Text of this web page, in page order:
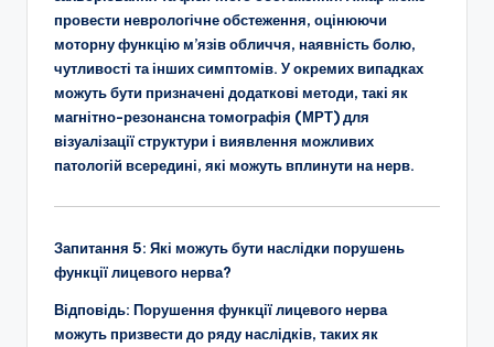
провести неврологічне обстеження, оцінюючи
моторну функцію м’язів обличчя, наявність болю,
чутливості та інших симптомів. У окремих випадках
можуть бути призначені додаткові методи, такі як
магнітно-резонансна томографія (МРТ) для
візуалізації структури і виявлення можливих
патологій всередині, які можуть вплинути на нерв.
Запитання 5: Які можуть бути наслідки порушень
функції лицевого нерва?
Відповідь: Порушення функції лицевого нерва
можуть призвести до ряду наслідків, таких як